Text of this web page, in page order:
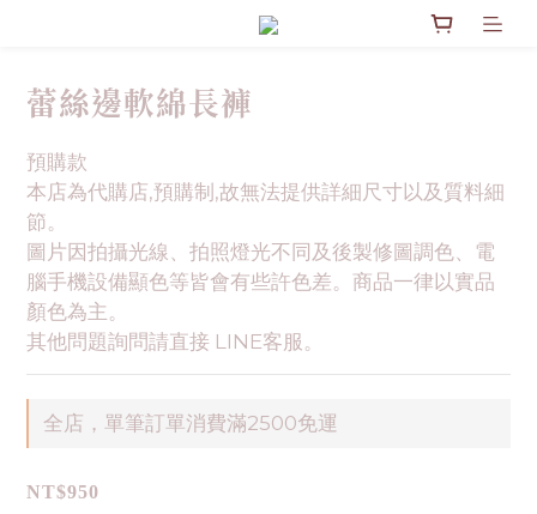
蕾絲邊軟綿長褲
預購款
本店為代購店,預購制,故無法提供詳細尺寸以及質料細
節。
圖片因拍攝光線、拍照燈光不同及後製修圖調色、電
腦手機設備顯色等皆會有些許色差。商品一律以實品
顏色為主。
其他問題詢問請直接 LINE客服。
全店，單筆訂單消費滿2500免運
NT$950